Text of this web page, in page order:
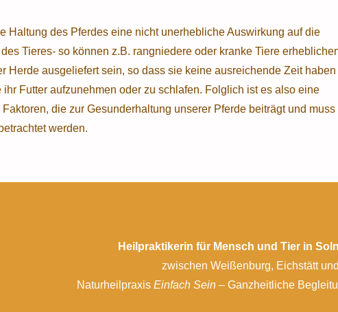
Haltung des Pferdes eine nicht unerhebliche Auswirkung auf die
Tieres- so können z.B. rangniedere oder kranke Tiere
Herde ausgeliefert sein, so dass sie keine ausreichende Zeit haben
ihr Futter aufzunehmen oder zu schlafen. Folglich ist es also eine
die zur Gesunderhaltung unserer Pferde beiträgt und muss
werden.
Heilpraktikerin für Mensch und Tier in
zwischen Weißenburg, Eichstätt
Naturheilpraxis Einfach Sein– Ganzheitliche